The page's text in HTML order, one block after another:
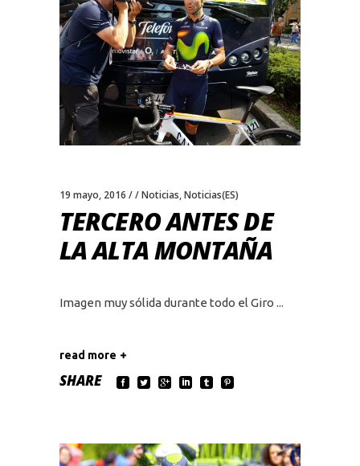
19 mayo, 2016 Noticias,Noticias(ES)
TERCERO ANTES DE
LA ALTA MONTAÑA
Imagen muy sólida durante todo el Giro
read more
SHARE